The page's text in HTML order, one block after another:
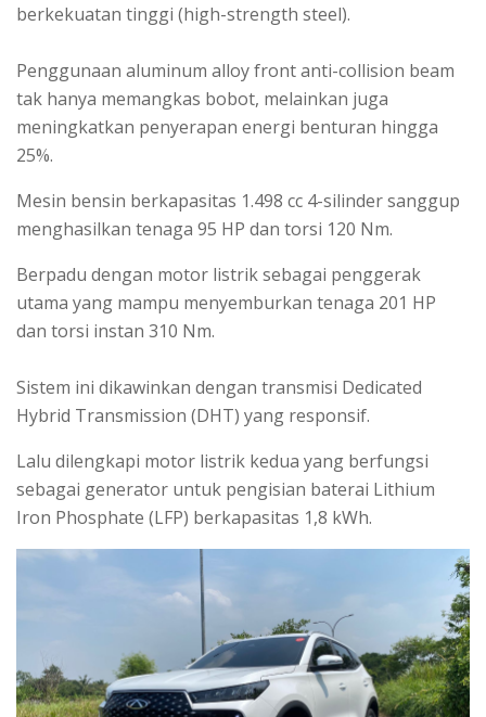
berkekuatan tinggi (high-strength steel).
Penggunaan aluminum alloy front anti-collision beam
tak hanya memangkas bobot, melainkan juga
meningkatkan penyerapan energi benturan hingga
25%.
Mesin bensin berkapasitas 1.498 cc 4-silinder sanggup
menghasilkan tenaga 95 HP dan torsi 120 Nm.
Berpadu dengan motor listrik sebagai penggerak
utama yang mampu menyemburkan tenaga 201 HP
dan torsi instan 310 Nm.
Sistem ini dikawinkan dengan transmisi Dedicated
Hybrid Transmission (DHT) yang responsif.
Lalu dilengkapi motor listrik kedua yang berfungsi
sebagai generator untuk pengisian baterai Lithium
Iron Phosphate (LFP) berkapasitas 1,8 kWh.